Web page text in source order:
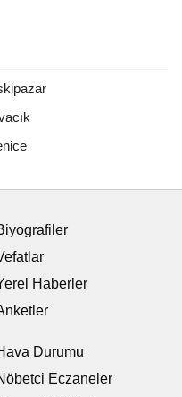
Haberler
Durumu
Eczaneler